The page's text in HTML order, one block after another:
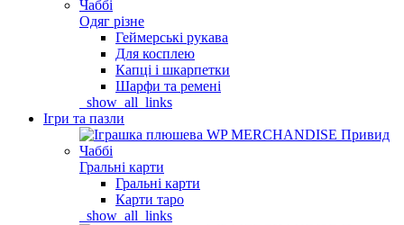
Одяг різне
Геймерські рукава
Для косплею
Капці і шкарпетки
Шарфи та ремені
_show_all_links
Ігри та пазли
Гральні карти
Гральні карти
Карти таро
_show_all_links